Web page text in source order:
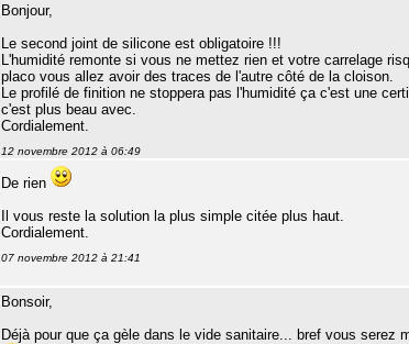
Bonjour,
Le second joint de silicone est obligatoire !!!
L'humidité remonte si vous ne mettez rien et votre carrelage
placo vous allez avoir des traces de l'autre côté de la cloison.
Le profilé de finition ne stoppera pas l'humidité ça c'est une
c'est plus beau avec.
Cordialement.
12 novembre 2012 à 06:49
De rien
Il vous reste la solution la plus simple citée plus haut.
Cordialement.
07 novembre 2012 à 21:41
Bonsoir,
Déjà pour que ça gèle dans le vide sanitaire... bref vous serez